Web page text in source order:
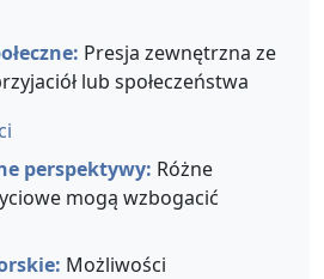
Presja zewnętrzna ze
lub społeczeństwa
perspektywy: Różne
mogą wzbogacić
Możliwości